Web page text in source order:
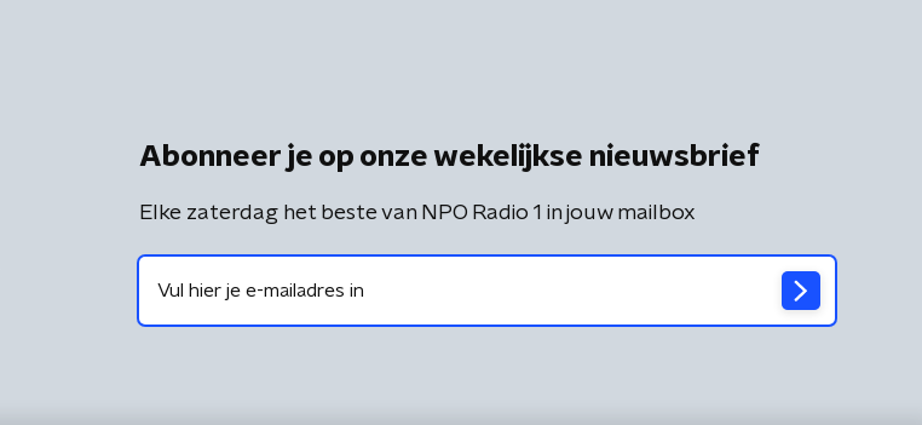
Abonneer je op onze wekelijkse nieuwsbrief
Elke zaterdag het beste van NPO Radio 1 in jouw mailbox